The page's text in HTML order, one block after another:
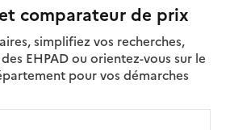
comparateur de prix
simplifiez vos recherches,
EHPAD ou orientez-vous sur le
pour vos démarches